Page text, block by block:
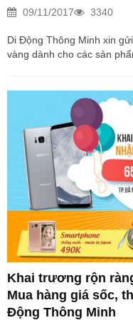
09/11/2017 3340
Di Động Thông Minh xin
vàng dành cho các sản
người dùng. Nhưng năm
về những sản phẩm
iPhone 7 Plus, lý do bởi
giảm cực sốc để chờ thế...
Khai trương rộn
Mua hàng giá sốc,
Động Thông Minh